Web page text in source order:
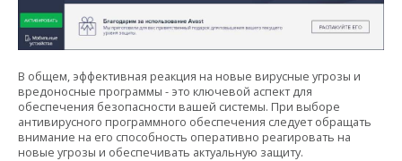
В общем, эффективная реакция на новые вирусные угрозы и
вредоносные программы - это ключевой аспект для
обеспечения безопасности вашей системы. При выборе
антивирусного программного обеспечения следует обращать
внимание на его способность оперативно реагировать на
новые угрозы и обеспечивать актуальную защиту.